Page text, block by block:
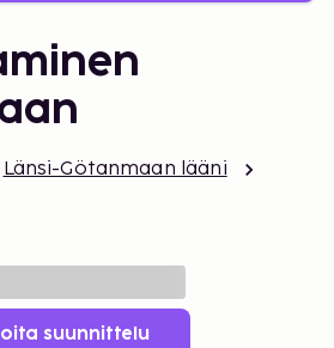
Länsi-Götanmaan lääni
suunnittelu